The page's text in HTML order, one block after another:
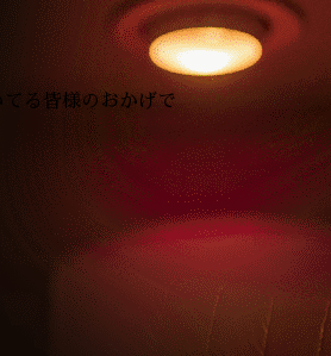
る皆様のおかげで